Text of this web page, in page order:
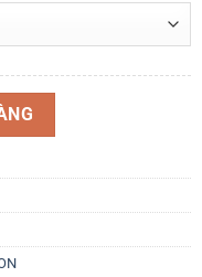
xe Hộp số Vách ngăn